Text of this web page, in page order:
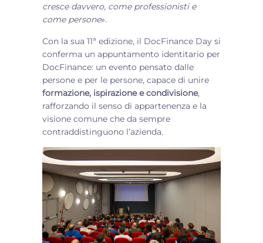
cresce davvero, come professionisti e
come persone».
Con la sua 11ª edizione, il DocFinance Day si
conferma un appuntamento identitario per
DocFinance: un evento pensato dalle
persone e per le persone, capace di unire
formazione, ispirazione e condivisione,
rafforzando il senso di appartenenza e la
visione comune che da sempre
contraddistinguono l’azienda.